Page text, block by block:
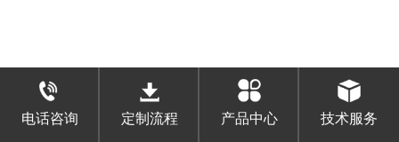
电话咨询 定制流程 产品中心 技术服务